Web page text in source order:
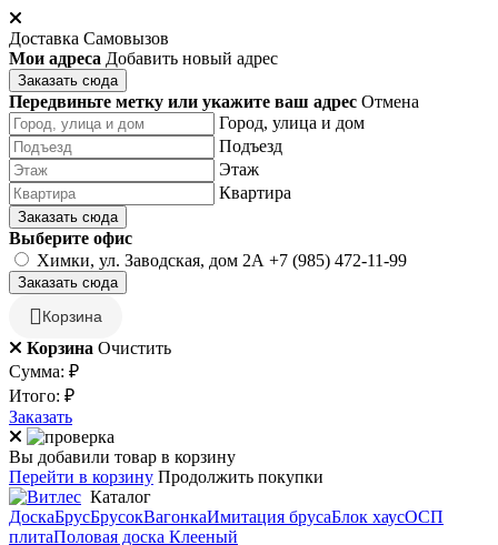
Доставка Самовызов
Мои адреса Добавить новый адрес
Заказать сюда
Передвиньте метку или укажите ваш адрес Отмена
Город, улица и дом
Подъезд
Этаж
Квартира
Заказать сюда
Выберите офис
Химки, ул. Заводская, дом 2А +7 (985) 472-11-99
Заказать сюда
Корзина
Корзина Очистить
Сумма: ₽
Итого: ₽
Заказать
Вы добавили товар в корзину
Перейти в корзину Продолжить покупки
Каталог
ДоскаБрусБрусокВагонкаИмитация брусаБлок хаусОСП
плитаПоловая доска Клееный